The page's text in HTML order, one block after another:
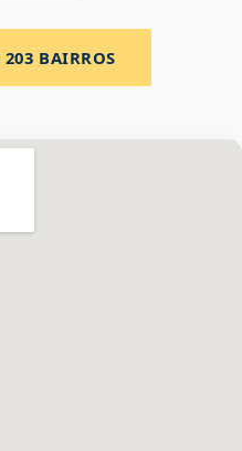
203 BAIRROS